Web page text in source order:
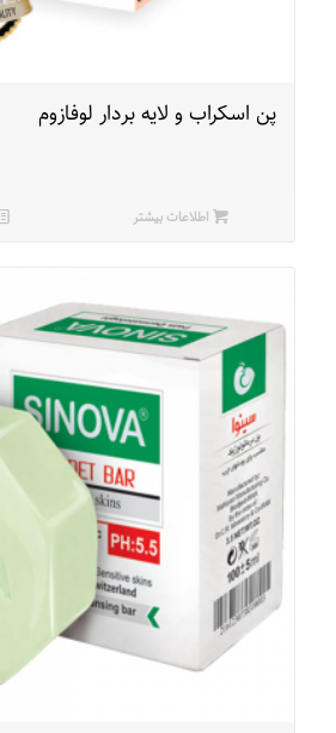
پن اسکراب و لایه بردار لوفازوم
اطلاعات بیشتر